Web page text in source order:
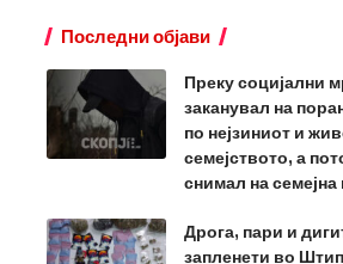
Последни објави
Преку социјални
заканувал на
по нејзиниот и
семејството, а
снимал на
Дрога, пари и
запленети во